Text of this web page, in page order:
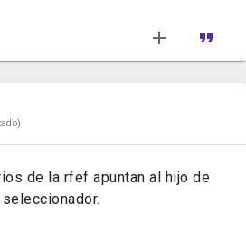
de la rfef apuntan al hijo de